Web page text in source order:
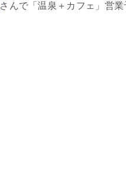
さんで「温泉＋カフェ」営